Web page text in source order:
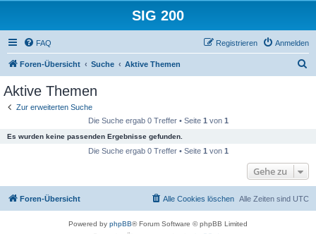
SIG 200
FAQ Anmelden
Registrieren
Foren-Übersicht Suche Aktive Themen
Aktive Themen
Zur erweiterten Suche
Die Suche ergab 0 Treffer • Seite 1 von 1
Es wurden keine passenden Ergebnisse gefunden.
Die Suche ergab 0 Treffer • Seite 1 von 1
Gehe zu
Foren-Übersicht Alle Zeiten sind UTC
Alle Cookies löschen
Powered by phpBB® Forum Software © phpBB Limited